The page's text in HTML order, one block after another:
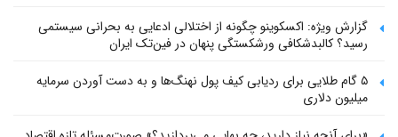
گزارش ویژه: اکسکوینو چگونه از اختلالی ادعایی به بحرانی سیستمی
رسید؟ کالبدشکافی ورشکستگی پنهان در فین‌تک ایران
۵ گام طلایی برای ردیابی کیف پول‌ نهنگ‌ها و به دست آوردن سرمایه
میلیون دلاری